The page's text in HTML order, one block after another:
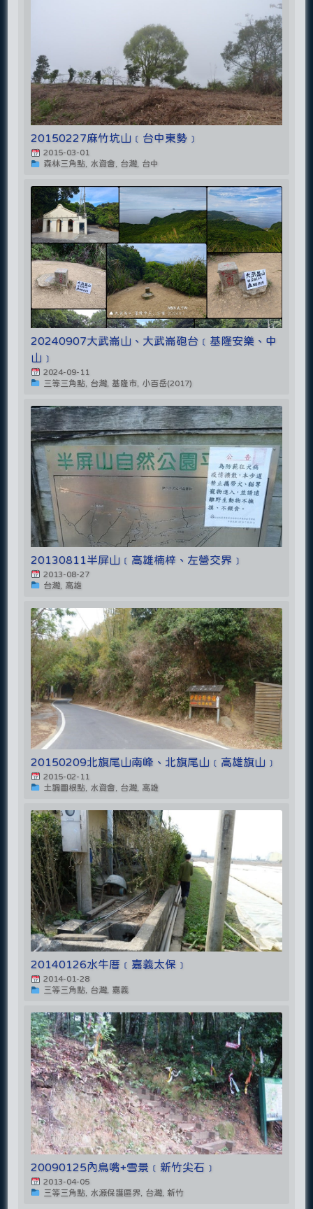
20150227麻竹坑山﹝台中東勢﹞
2015-03-01
森林三角點, 水資會, 台灣, 台中
20240907大武崙山、大武崙砲台﹝基隆安樂、中
山﹞
2024-09-11
三等三角點, 台灣, 基隆市, 小百岳(2017)
20130811半屏山﹝高雄楠梓、左營交界﹞
2013-08-27
台灣, 高雄
20150209北旗尾山南峰、北旗尾山﹝高雄旗山﹞
2015-02-11
土調圖根點, 水資會, 台灣, 高雄
20140126水牛厝﹝嘉義太保﹞
2014-01-28
三等三角點, 台灣, 嘉義
20090125內鳥嘴+雪景﹝新竹尖石﹞
2013-04-05
三等三角點, 水源保護區界, 台灣, 新竹